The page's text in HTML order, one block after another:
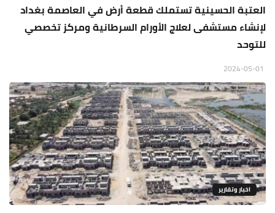
العتبة الحسينية تستملك قطعة أرض في العاصمة بغداد
لإنشاء مستشفى لعلاج الأورام السرطانية ومركز تخصصي
للتوحد
اخبار وتقارير